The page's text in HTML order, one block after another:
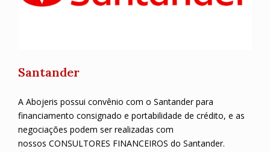
Santander
A Abojeris possui convênio com o Santander para
financiamento consignado e portabilidade de crédito, e as
negociações podem ser realizadas com
nossos CONSULTORES FINANCEIROS do Santander.